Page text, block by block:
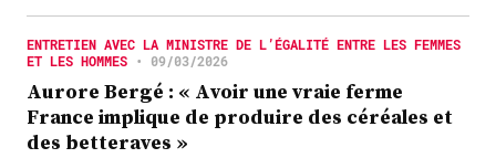
ENTRETIEN AVEC LA MINISTRE DE L’ÉGALITÉ ENTRE LES FEMMES
ET LES HOMMES • 09/03/2026
Aurore Bergé : « Avoir une vraie ferme
France implique de produire des céréales et
des betteraves »